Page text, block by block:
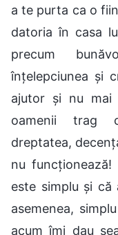
a te purta ca o
datoria în casa
precum
înțelepciunea și
ajutor și nu mai
oamenii trag
dreptatea,
nu
este simplu și că
asemenea,
acum îmi dau